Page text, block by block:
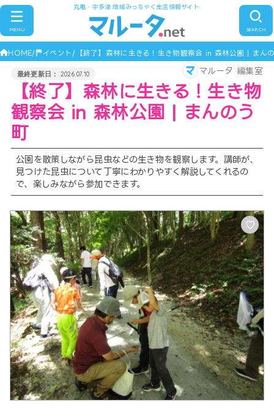
丸亀・宇多津 地域みっちゃく生活情報サイト
SEARCH
MENU
HOME イベント 【終了】森林に生きる！生き物観察会 in 森林公園 | まん
2026.07.10 マルータ 編集室
【終了】森林に生きる！生き物
観察会 in 森林公園 | まんのう
町
公園を散策しながら昆虫などの生き物を観察します。講師が、
見つけた昆虫について丁寧にわかりやすく解説してくれるの
で、楽しみながら参加できます。
♡